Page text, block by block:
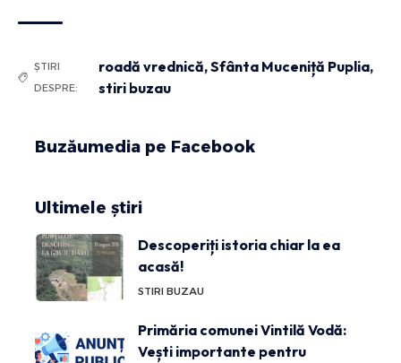
ȘTIRI
DESPRE:
roadă vrednică,Sfânta Muceniță Puplia,
stiri buzau
Buzăumedia pe Facebook
Ultimele știri
Descoperiți istoria chiar la ea
acasă!
STIRI BUZAU
Primăria comunei Vintilă Vodă:
Vești importante pentru